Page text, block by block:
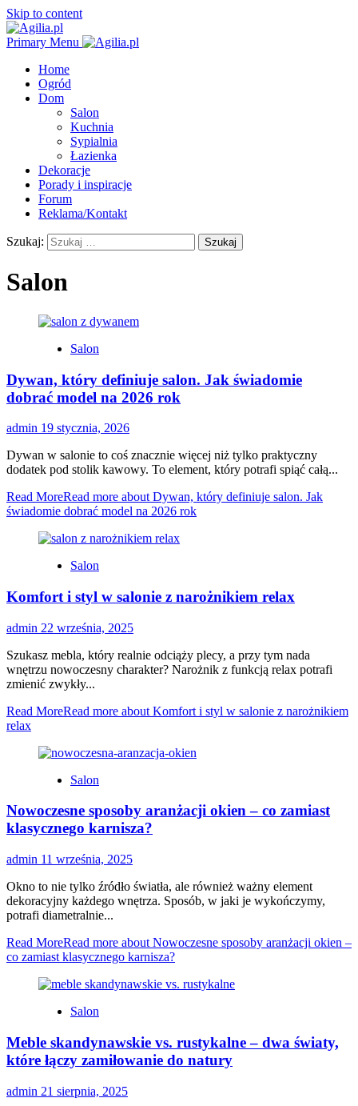
Skip to content
Primary Menu
Home
Ogród
Dom
Salon
Kuchnia
Sypialnia
Łazienka
Dekoracje
Porady i inspiracje
Forum
Reklama/Kontakt
Szukaj:
Salon
Salon
Dywan, który definiuje salon. Jak świadomie
dobrać model na 2026 rok
admin 19 stycznia, 2026
Dywan w salonie to coś znacznie więcej niż tylko praktyczny
dodatek pod stolik kawowy. To element, który potrafi spiąć całą...
Read MoreRead more about Dywan, który definiuje salon. Jak
świadomie dobrać model na 2026 rok
Salon
Komfort i styl w salonie z narożnikiem relax
admin 22 września, 2025
Szukasz mebla, który realnie odciąży plecy, a przy tym nada
wnętrzu nowoczesny charakter? Narożnik z funkcją relax potrafi
zmienić zwykły...
Read MoreRead more about Komfort i styl w salonie z narożnikiem
relax
Salon
Nowoczesne sposoby aranżacji okien – co zamiast
klasycznego karnisza?
admin 11 września, 2025
Okno to nie tylko źródło światła, ale również ważny element
dekoracyjny każdego wnętrza. Sposób, w jaki je wykończymy,
potrafi diametralnie...
Read MoreRead more about Nowoczesne sposoby aranżacji okien –
co zamiast klasycznego karnisza?
Salon
Meble skandynawskie vs. rustykalne – dwa światy,
które łączy zamiłowanie do natury
admin 21 sierpnia, 2025